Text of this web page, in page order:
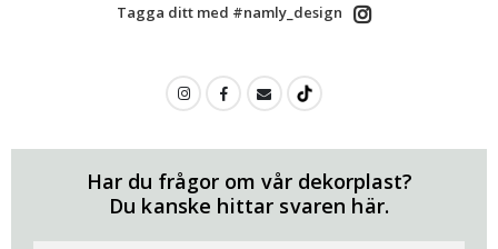
Tagga ditt med #namly_design
Har du frågor om vår dekorplast?
Du kanske hittar svaren här.